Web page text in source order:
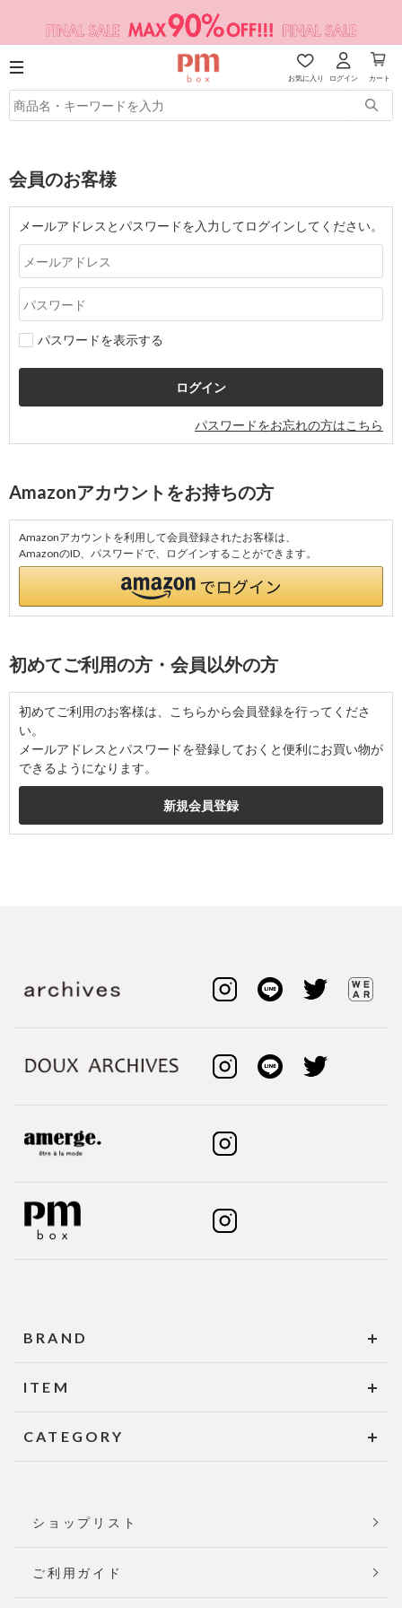
お気に入り ログイン カート
会員のお客様
メールアドレスとパスワードを入力してログインしてください。
パスワードを表示する
パスワードをお忘れの方はこちら
Amazonアカウントをお持ちの方
Amazonアカウントを利用して会員登録されたお客様は、
AmazonのID、パスワードで、ログインすることができます。
初めてご利用の方・会員以外の方
初めてご利用のお客様は、こちらから会員登録を行ってくださ
い。
メールアドレスとパスワードを登録しておくと便利にお買い物が
できるようになります。
BRAND
ITEM
CATEGORY
ショップリスト
ご利用ガイド